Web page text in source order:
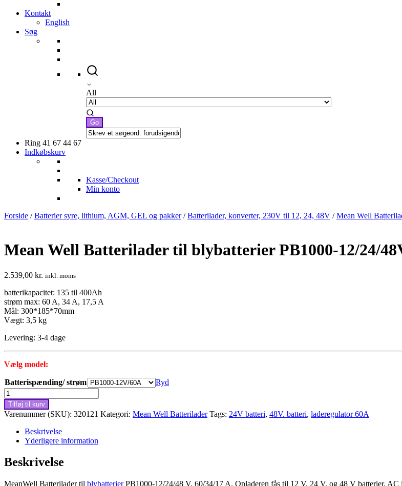
Kontakt
English
Søg
All
Ring 41 67 44 67
Indkøbskurv
Kasse/Checkout
Min konto
Forside /Batterier syre, lithium, AGM, GEL og pakker/Batterilader, konverter, 230V til 12, 24, 48V /Mean Well
Mean Well Batterilader til blybatterier PB1000-12/24/
2.539,00 kr. inkl. moms
batterikapacitet: 135 til 400Ah
strøm max: 60 A, 34 A, 17,5 A
Mål: 300*185*70mm
Vægt: 3,5 kg
Levering: 3-4 dage
Vælg model:
Batterispænding/ strøm
Ryd
Mean
Well
Batterilader
til
blybatterier
PB1000-
12/24/48V
antal
Tilføj til kurv
Varenummer (SKU): 320121 Kategori: Mean Well Batterilader Tags: 24V batteri, 48V. batteri, laderegulator 60A
Beskrivelse
Yderligere information
Beskrivelse
MeanWell Batterilader til blybatterierPB1000-12/24/48 V, 60/34/17 A. Opladeren fås til 12 V, 24 V, og 48 V batterier.